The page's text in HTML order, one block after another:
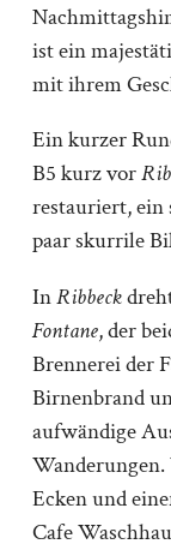
ist ein
mit ihrem
Ein kurzer
B5 kurz vor
restauriert, ein
paar skurrile
InRibbeck
Fontane, der
Brennerei der
Birnenbrand
aufwändige
Ecken und
Cafe